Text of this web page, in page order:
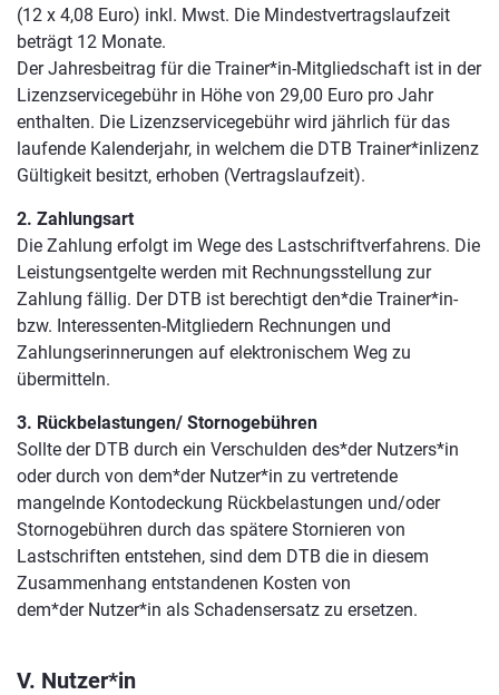
(12 x 4,08 Euro) inkl. Mwst. Die Mindestvertragslaufzeit
beträgt 12 Monate.
Der Jahresbeitrag für die Trainer*in-Mitgliedschaft ist in der
Lizenzservicegebühr in Höhe von 29,00 Euro pro Jahr
enthalten. Die Lizenzservicegebühr wird jährlich für das
laufende Kalenderjahr, in welchem die DTB Trainer*inlizenz
Gültigkeit besitzt, erhoben (Vertragslaufzeit).
2. Zahlungsart
Die Zahlung erfolgt im Wege des Lastschriftverfahrens. Die
Leistungsentgelte werden mit Rechnungsstellung zur
Zahlung fällig. Der DTB ist berechtigt den*die Trainer*in-
bzw. Interessenten-Mitgliedern Rechnungen und
Zahlungserinnerungen auf elektronischem Weg zu
übermitteln.
3. Rückbelastungen/ Stornogebühren
Sollte der DTB durch ein Verschulden des*der Nutzers*in
oder durch von dem*der Nutzer*in zu vertretende
mangelnde Kontodeckung Rückbelastungen und/oder
Stornogebühren durch das spätere Stornieren von
Lastschriften entstehen, sind dem DTB die in diesem
Zusammenhang entstandenen Kosten von
dem*der Nutzer*in als Schadensersatz zu ersetzen.
V. Nutzer*in